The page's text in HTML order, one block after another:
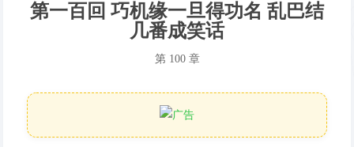
第一百回 巧机缘一旦得功名 乱巴结
几番成笑话
第 100 章